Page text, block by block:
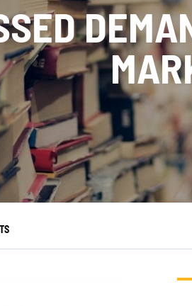
NOS ACTIONS
Pays d’intervention
Nos projets